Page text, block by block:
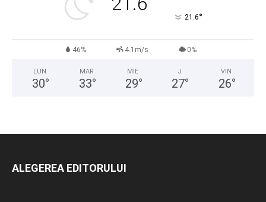
21.6°
46% 4.1m/s 0%
LUN
30°
MAR
33°
MIE
29°
J
27°
VIN
26°
ALEGEREA EDITORULUI